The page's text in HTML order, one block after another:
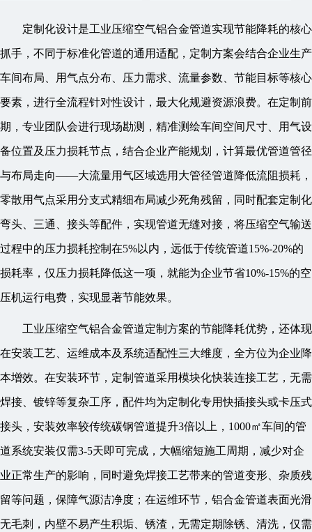
定制化设计是工业压缩空气铝合金管道实现节能降耗的核心
抓手，不同于标准化管道的通用适配，定制方案会结合企业生产
车间布局、用气点分布、压力需求、流量参数、节能目标等核心
要素，进行全流程针对性设计，最大化规避资源浪费。在定制前
期，专业团队会进行现场勘测，精准测绘车间空间尺寸、用气设
备位置及压力损耗节点，结合企业产能规划，计算最优管道管径
与布局走向——大流量用气区域选用大管径管道降低流阻损耗，
零散用气点采用分支式精细布局减少死角残留，同时配套定制化
弯头、三通、接头等配件，实现管道无缝对接，将压缩空气输送
过程中的压力损耗控制在5%以内，远低于传统管道15%-20%的
损耗率，仅压力损耗降低这一项，就能为企业节省10%-15%的空
压机运行电费，实现显著节能效果。
工业压缩空气铝合金管道定制方案的节能降耗优势，还体现
在安装工艺、运维成本及系统适配性三大维度，全方位为企业降
本增效。在安装环节，定制管道采用模块化快装连接工艺，无需
焊接、镀锌等复杂工序，配件均为定制化专用快插接头或卡压式
接头，安装效率较传统碳钢管道提升3倍以上，1000㎡车间的管
道系统安装仅需3-5天即可完成，大幅缩短施工周期，减少对企
业正常生产的影响，同时避免焊接工艺带来的管道变形、杂质残
留等问题，保障气源洁净度；在运维环节，铝合金管道表面光滑
无毛刺，内壁不易产生积垢、锈渣，无需定期除锈、清洗，仅需